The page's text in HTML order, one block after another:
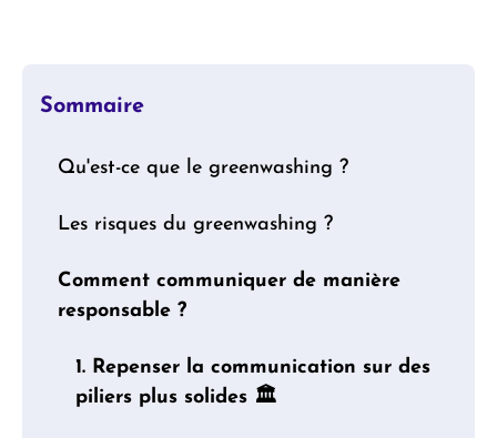
Sommaire
‍Qu'est-ce que le greenwashing ?
Le greenwashing prend différentes
Les risques du greenwashing ?
Comment communiquer de manière
responsable ?
1. Repenser la communication sur des
piliers plus solides 🏛